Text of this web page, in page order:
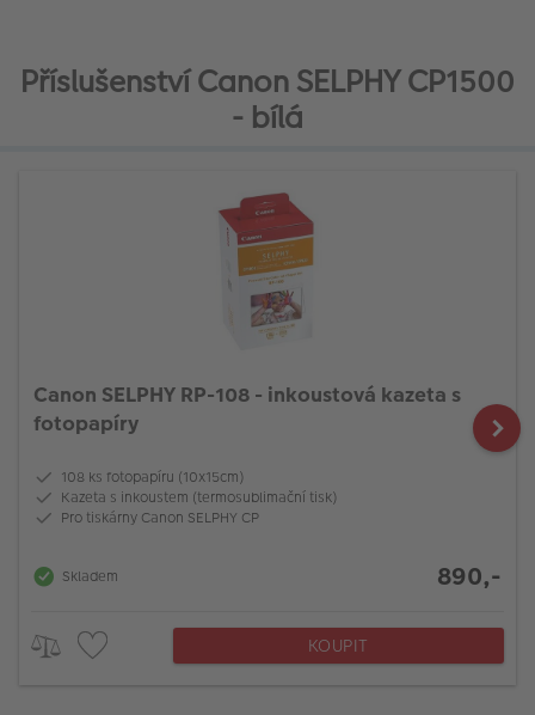
Příslušenství Canon SELPHY CP1500
- bílá
Canon SELPHY RP-108 - inkoustová kazeta s
fotopapíry
108 ks fotopapíru (10x15cm)
Kazeta s inkoustem (termosublimační tisk)
Pro tiskárny Canon SELPHY CP
Skladem 890,-
KOUPIT